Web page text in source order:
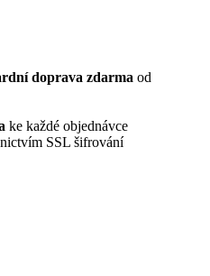
doprava zdarma od
ke každé objednávce
SSL šifrování